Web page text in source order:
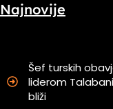
Najnovije
Šef turskih
liderom
bliži